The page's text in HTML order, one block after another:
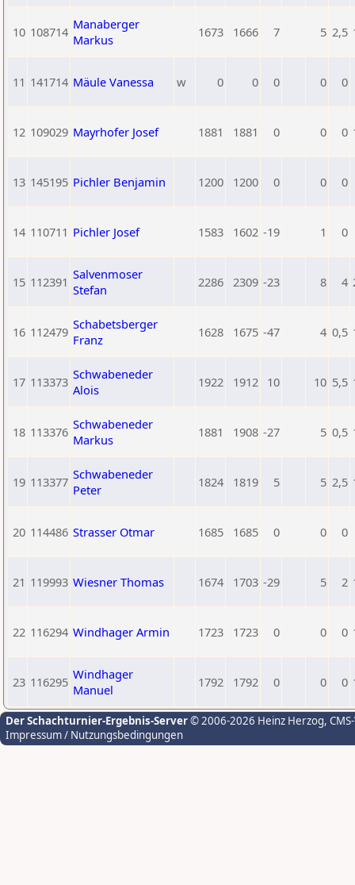
10 108714 Manaberger
Markus
1673 1666 7 5 2,5
11 141714 Mäule Vanessa w 0 0 0 0 0
12 109029 Mayrhofer Josef 1881 1881 0 0 0
13 145195 Pichler Benjamin 1200 1200 0 0 0
14 110711 Pichler Josef 1583 1602 -19 1 0
15 112391 Salvenmoser
Stefan
2286 2309 -23 8 4
16 112479 Schabetsberger
Franz
1628 1675 -47 4 0,5
17 113373 Schwabeneder
Alois
1922 1912 10 10 5,5
18 113376 Schwabeneder
Markus
1881 1908 -27 5 0,5
19 113377 Schwabeneder
Peter
1824 1819 5 5 2,5
20 114486 Strasser Otmar 1685 1685 0 0 0
21 119993 Wiesner Thomas 1674 1703 -29 5 2
22 116294 Windhager Armin 1723 1723 0 0 0
23 116295 Windhager
Manuel
1792 1792 0 0 0
Der Schachturnier-Ergebnis-Server© 2006-2026 Heinz Herzog,
Impressum / Nutzungsbedingungen